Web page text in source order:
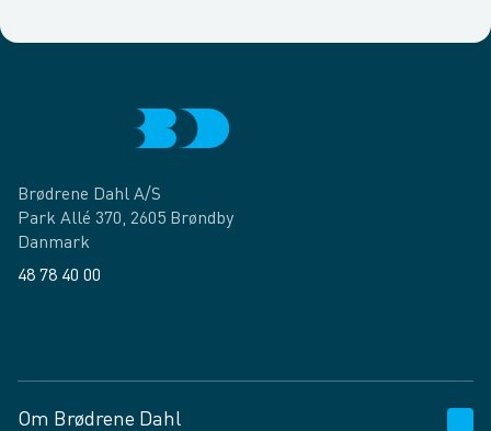
Brødrene Dahl A/S
Park Allé 370, 2605 Brøndby
Danmark
48 78 40 00
Om Brødrene Dahl